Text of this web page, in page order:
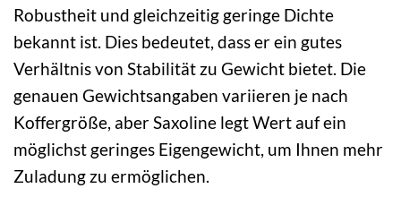
Robustheit und gleichzeitig geringe Dichte
bekannt ist. Dies bedeutet, dass er ein gutes
Verhältnis von Stabilität zu Gewicht bietet. Die
genauen Gewichtsangaben variieren je nach
Koffergröße, aber Saxoline legt Wert auf ein
möglichst geringes Eigengewicht, um Ihnen mehr
Zuladung zu ermöglichen.